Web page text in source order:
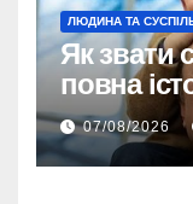
ЛЮДИНА ТА
Як звати
повна
07/08/2026